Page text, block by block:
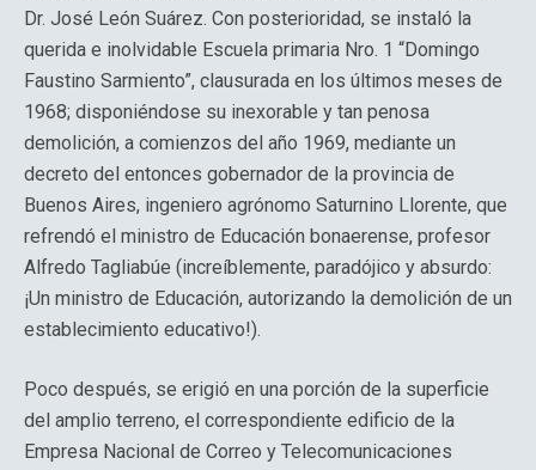
Dr. José León Suárez. Con posterioridad, se instaló la
querida e inolvidable Escuela primaria Nro. 1 “Domingo
Faustino Sarmiento”, clausurada en los últimos meses de
1968; disponiéndose su inexorable y tan penosa
demolición, a comienzos del año 1969, mediante un
decreto del entonces gobernador de la provincia de
Buenos Aires, ingeniero agrónomo Saturnino Llorente, que
refrendó el ministro de Educación bonaerense, profesor
Alfredo Tagliabúe (increíblemente, paradójico y absurdo:
¡Un ministro de Educación, autorizando la demolición de un
establecimiento educativo!).
Poco después, se erigió en una porción de la superficie
del amplio terreno, el correspondiente edificio de la
Empresa Nacional de Correo y Telecomunicaciones